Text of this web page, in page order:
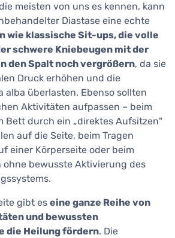
meisten von uns es kennen, kann
Diastase eine echte
wie klassische Sit-ups, die volle
schwere Kniebeugen mit der
den Spalt noch vergrößern, da sie
Druck erhöhen und die
alba überlasten. Ebenso sollten
Aktivitäten aufpassen – beim
Bett durch ein „direktes Aufsitzen"
auf die Seite, beim Tragen
einer Körperseite oder beim
ohne bewusste Aktivierung des
gibt es eine ganze Reihe von
und bewussten
die Heilung fördern. Die